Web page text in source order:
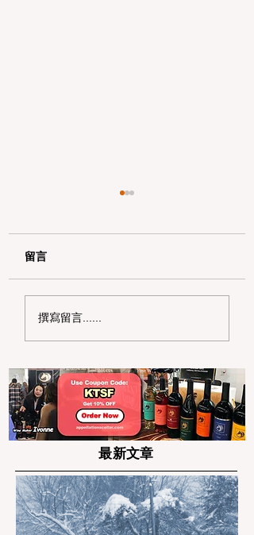
加州野区露营必读：如
留言
撰寫留言......
最新文章